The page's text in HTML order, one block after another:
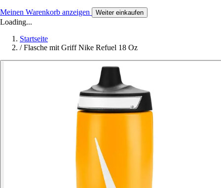
Meinen Warenkorb anzeigen Weiter einkaufen
Loading...
Startseite
/ Flasche mit Griff Nike Refuel 18 Oz